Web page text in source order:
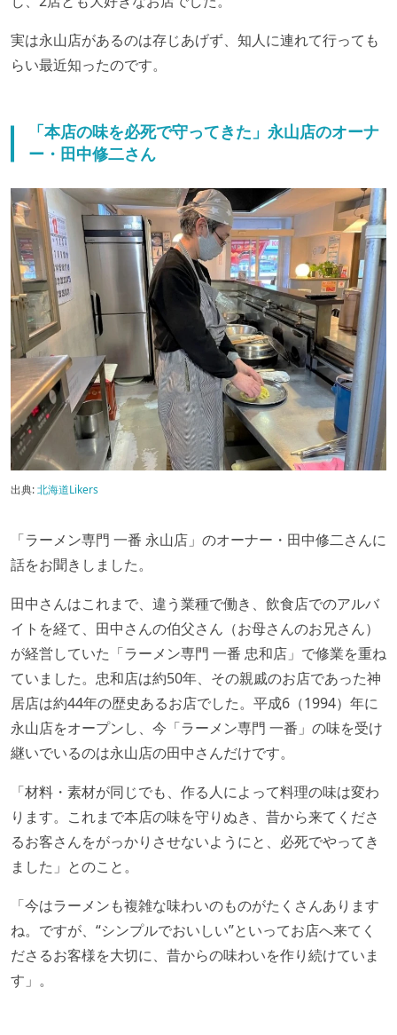
実は永山店があるのは存じあげず、知人に連れて行っても
らい最近知ったのです。
「本店の味を必死で守ってきた」永山店のオーナ
ー・田中修二さん
出典:北海道Likers
「ラーメン専門 一番 永山店」のオーナー・田中修二さんに
話をお聞きしました。
田中さんはこれまで、違う業種で働き、飲食店でのアルバ
イトを経て、田中さんの伯父さん（お母さんのお兄さん）
が経営していた「ラーメン専門 一番 忠和店」で修業を重ね
ていました。忠和店は約50年、その親戚のお店であった神
居店は約44年の歴史あるお店でした。平成6（1994）年に
永山店をオープンし、今「ラーメン専門 一番」の味を受け
継いでいるのは永山店の田中さんだけです。
「材料・素材が同じでも、作る人によって料理の味は変わ
ります。これまで本店の味を守りぬき、昔から来てくださ
るお客さんをがっかりさせないようにと、必死でやってき
ました」とのこと。
「今はラーメンも複雑な味わいのものがたくさんあります
ね。ですが、“シンプルでおいしい”といってお店へ来てく
ださるお客様を大切に、昔からの味わいを作り続けていま
す」。